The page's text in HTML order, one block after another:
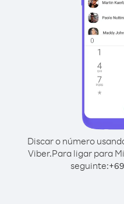
Discar o número
Viber.Para ligar para
seguinte:+